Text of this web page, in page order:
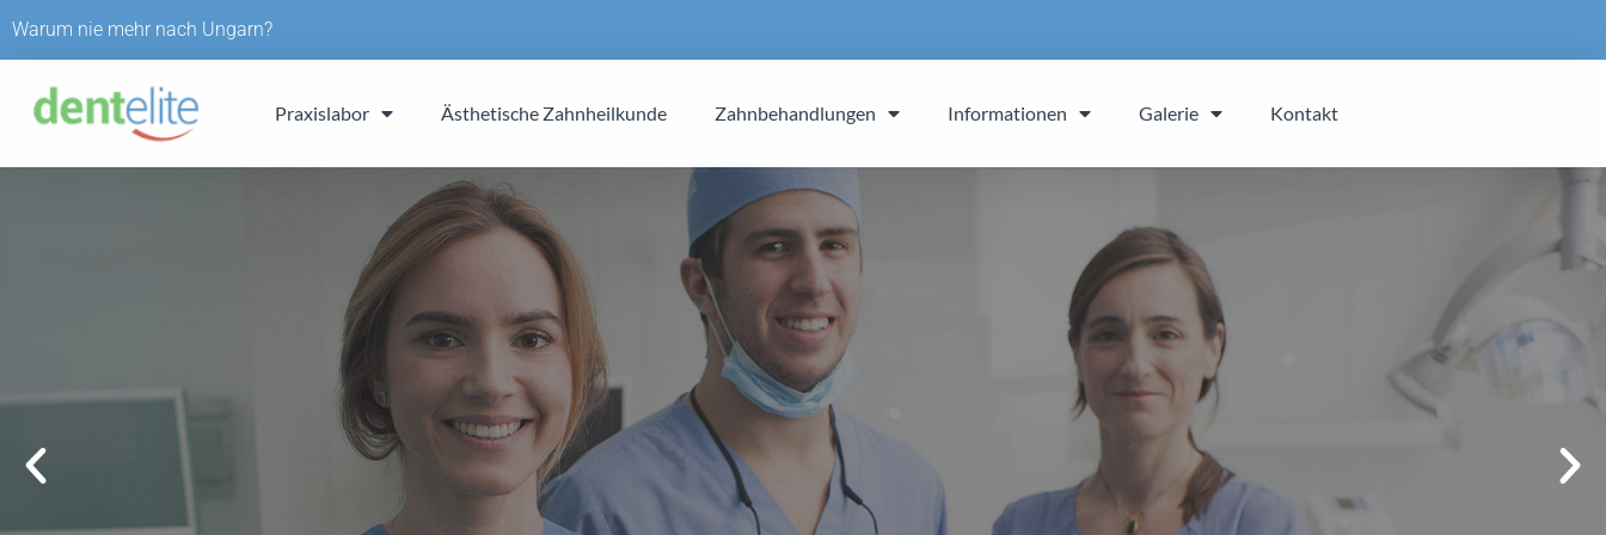
to
Warum nie mehr nach Ungarn?
Praxislabor Ästhetische Zahnheilkunde Zahnbehandlungen Informationen Galerie Kontakt